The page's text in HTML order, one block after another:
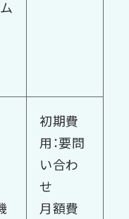
初期費
用：要問
い合わ
せ
月額費